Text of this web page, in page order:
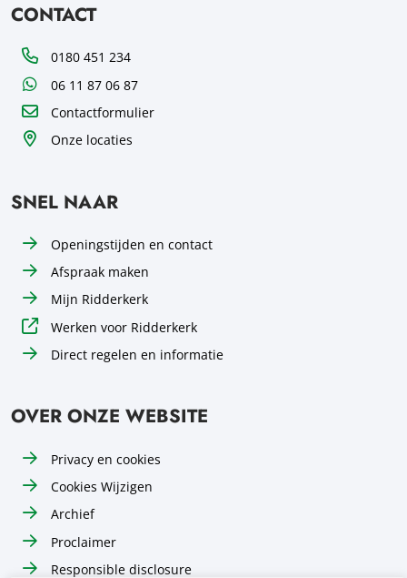
CONTACT
Telefoon0180 451 234
WhatsApp06 11 87 06 87
Contactformulier
Onze locaties
SNEL NAAR
Openingstijden en contact
Afspraak maken
Mijn Ridderkerk
Werken voor Ridderkerk
Direct regelen en informatie
OVER ONZE WEBSITE
Privacy en cookies
Cookies Wijzigen
Archief
Proclaimer
Responsible disclosure